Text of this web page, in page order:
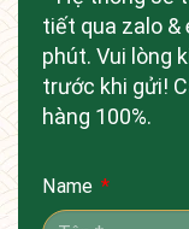
tiết qua zalo &
phút. Vui lòng
trước khi gửi!
hàng 100%.
Name